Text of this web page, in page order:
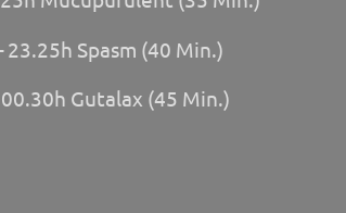
23.25h Spasm (40 Min.)
Gutalax (45 Min.)